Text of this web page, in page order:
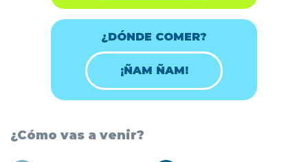
¿DÓNDE COMER?
¡ÑAM ÑAM!
¿Cómo vas a venir?